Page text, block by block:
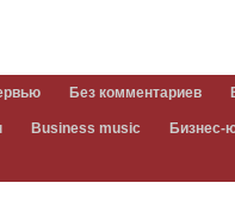
Без комментариев
Business music Бизнес-